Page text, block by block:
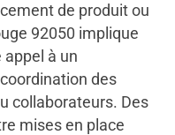
de produit ou
92050 implique
à un
des
collaborateurs. Des
mises en place